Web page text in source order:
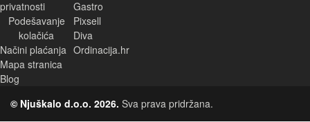
privatnosti
Podešavanje
kolačića
Načini plaćanja
Mapa stranica
Blog
Gastro
Pixsell
Diva
Ordinacija.hr
© Njuškalo d.o.o. 2026. Sva prava pridržana.